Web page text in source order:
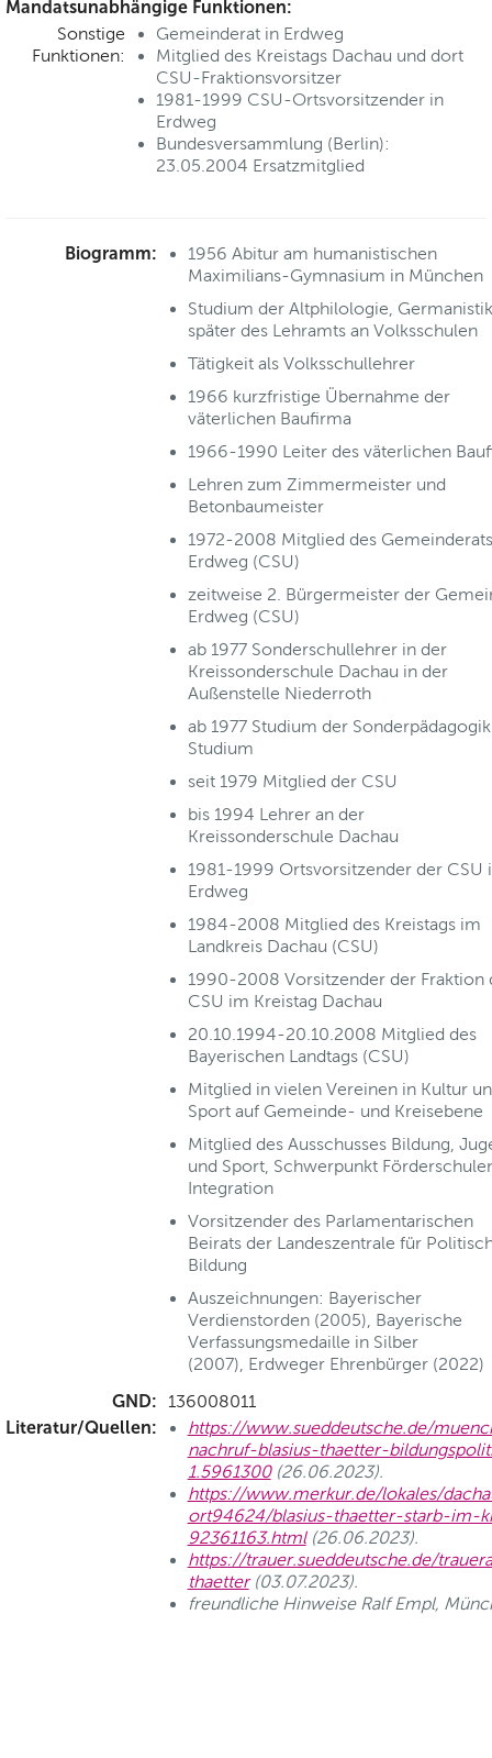
Mandatsunabhängige Funktionen:
Sonstige
Funktionen:
Gemeinderat in Erdweg
Mitglied des Kreistags Dachau und dort
CSU-Fraktionsvorsitzer
1981-1999 CSU-Ortsvorsitzender in
Erdweg
Bundesversammlung (Berlin):
23.05.2004 Ersatzmitglied
Biogramm:
1956 Abitur am humanistischen
Maximilians-Gymnasium in München
Studium der Altphilologie,
später des Lehramts an Volksschulen
Tätigkeit als Volksschullehrer
1966 kurzfristige Übernahme der
väterlichen Baufirma
1966-1990 Leiter des väterlichen
Lehren zum Zimmermeister und
Betonbaumeister
1972-2008 Mitglied des
Erdweg (CSU)
zeitweise 2. Bürgermeister der
Erdweg (CSU)
ab 1977 Sonderschullehrer in der
Kreissonderschule Dachau in der
Außenstelle Niederroth
ab 1977 Studium der
Studium
seit 1979 Mitglied der CSU
bis 1994 Lehrer an der
Kreissonderschule Dachau
1981-1999 Ortsvorsitzender der CSU
Erdweg
1984-2008 Mitglied des Kreistags im
Landkreis Dachau (CSU)
1990-2008 Vorsitzender der Fraktion
CSU im Kreistag Dachau
20.10.1994-20.10.2008 Mitglied des
Bayerischen Landtags (CSU)
Mitglied in vielen Vereinen in Kultur
Sport auf Gemeinde- und Kreisebene
Mitglied des Ausschusses Bildung,
und Sport, Schwerpunkt
Integration
Vorsitzender des Parlamentarischen
Beirats der Landeszentrale für
Bildung
Auszeichnungen: Bayerischer
Verdienstorden (2005), Bayerische
Verfassungsmedaille in Silber
(2007), Erdweger Ehrenbürger (2022)
GND: 136008011
Literatur/Quellen:
https://www.sueddeutsche.de/
nachruf-blasius-thaetter-
1.5961300(26.06.2023).
https://www.merkur.de/lokales/
ort94624/blasius-thaetter-starb-im-
92361163.html(26.06.2023).
https://trauer.sueddeutsche.de/
thaetter(03.07.2023).
freundliche Hinweise Ralf Empl,